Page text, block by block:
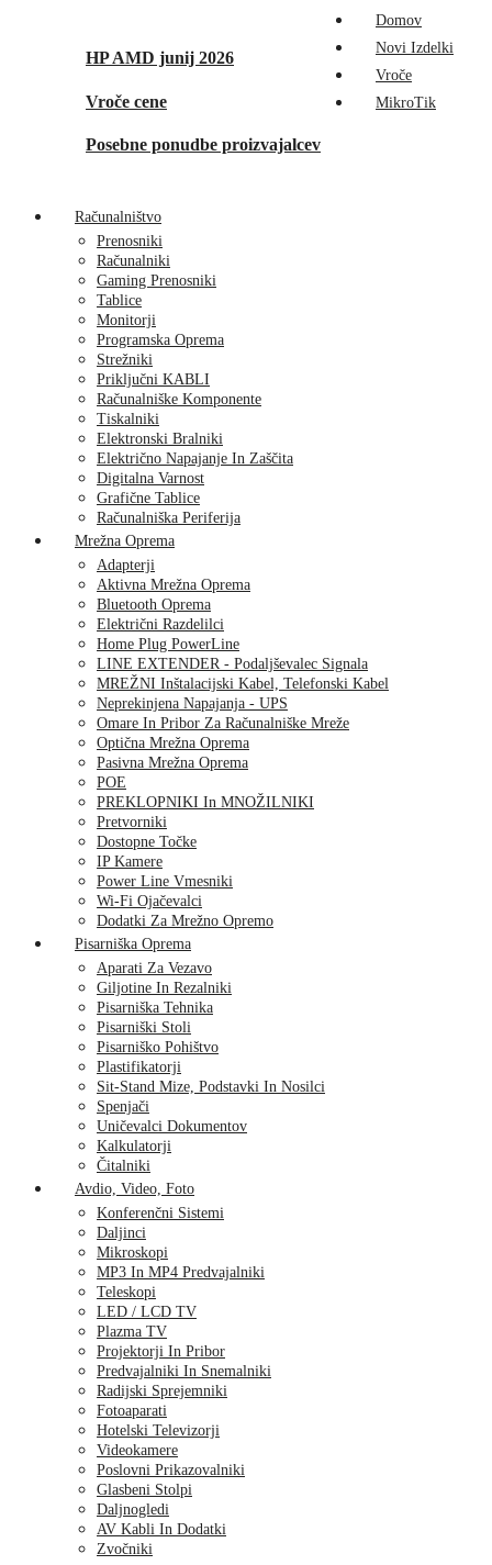
HP AMD junij 2026
Vroče cene
Posebne ponudbe proizvajalcev
Domov
Novi Izdelki
Vroče
MikroTik
Računalništvo
Prenosniki
Računalniki
Gaming Prenosniki
Tablice
Monitorji
Programska Oprema
Strežniki
Priključni KABLI
Računalniške Komponente
Tiskalniki
Elektronski Bralniki
Električno Napajanje In Zaščita
Digitalna Varnost
Grafične Tablice
Računalniška Periferija
Mrežna Oprema
Adapterji
Aktivna Mrežna Oprema
Bluetooth Oprema
Električni Razdelilci
Home Plug PowerLine
LINE EXTENDER - Podaljševalec Signala
MREŽNI Inštalacijski Kabel, Telefonski Kabel
Neprekinjena Napajanja - UPS
Omare In Pribor Za Računalniške Mreže
Optična Mrežna Oprema
Pasivna Mrežna Oprema
POE
PREKLOPNIKI In MNOŽILNIKI
Pretvorniki
Dostopne Točke
IP Kamere
Power Line Vmesniki
Wi-Fi Ojačevalci
Dodatki Za Mrežno Opremo
Pisarniška Oprema
Aparati Za Vezavo
Giljotine In Rezalniki
Pisarniška Tehnika
Pisarniški Stoli
Pisarniško Pohištvo
Plastifikatorji
Sit-Stand Mize, Podstavki In Nosilci
Spenjači
Uničevalci Dokumentov
Kalkulatorji
Čitalniki
Avdio, Video, Foto
Konferenčni Sistemi
Daljinci
Mikroskopi
MP3 In MP4 Predvajalniki
Teleskopi
LED / LCD TV
Plazma TV
Projektorji In Pribor
Predvajalniki In Snemalniki
Radijski Sprejemniki
Fotoaparati
Hotelski Televizorji
Videokamere
Poslovni Prikazovalniki
Glasbeni Stolpi
Daljnogledi
AV Kabli In Dodatki
Zvočniki